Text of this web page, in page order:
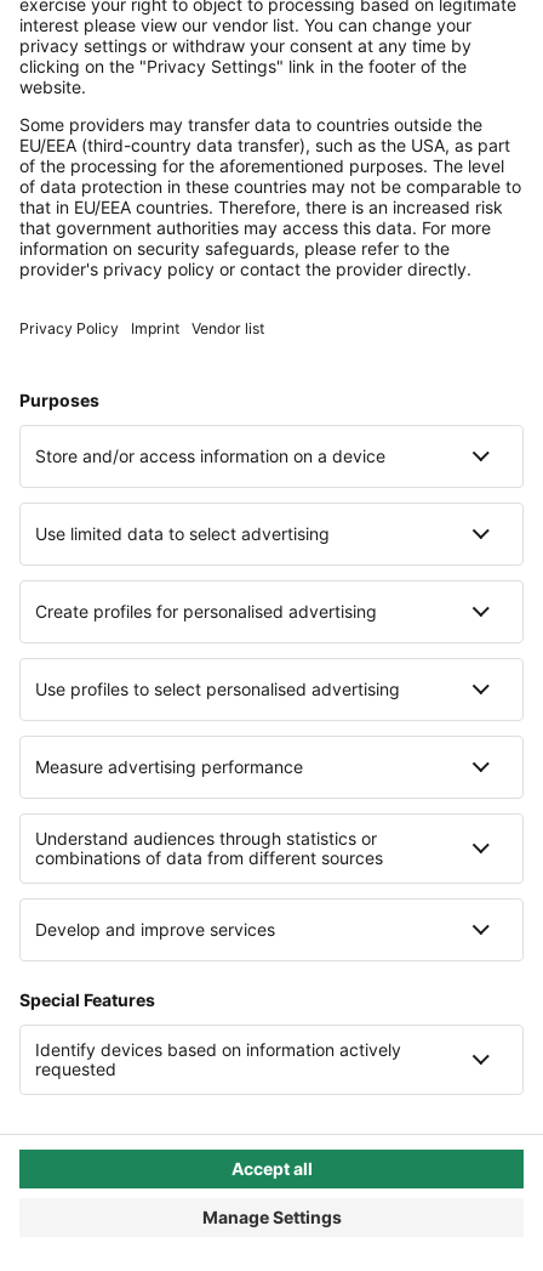
Mindestkündigungsfrist von vier Wochen . Diese
gesetzliche Vorschrift macht eine Verkürzung dieses
Zeitraums unwirksam.
Werkstudenten: Für sie gelten mit Blick auf die
Kündigungsfrist dieselben Regelungen wie für alle
anderen Angestellten auch – vier Wochen zum 15.
des Monats oder zum Monatsende. In der Probezeit
greift wiederum die verkürzte Frist von zwei
Wochen.
oder die Arbeitgeberin
dieser besondere Kündigungsschutz jedoch. Nach
der Elternzeit gilt wieder die gleiche
Kündigungsfrist, die zuvor vertraglich mit dem
Arbeitgeber oder der Arbeitgeberin vereinbart
wurde.
Kurzarbeit: Sei es eine akute Pandemie oder
Unternehmen ist Kurzarbeit ein probates Mittel, um
starke Auftragseinbußen abzufedern. Doch wie
wirkt sich Kurzarbeit auf die geltende
Kündigungsfrist aus?Die Antwort: Gar nicht. Auch in
Arbeitnehmer nach den Fristen einer ordentlichen
Kündigung entsprechend § 622 BGB richten.
 ZUSAMMENFASSUNG
Kündigungsfrist: Alles Wichtige noch
einmal im Überblick
Ein Arbeitsverhältnis endet grundsätzlich nicht
durch die schriftliche oder mündliche Mitteilung
Arbeitnehmer sind zurEinhaltung der
vereinbarten Kündigungsfrist verpflichtet
Für Angestellte greift in den meisten Fällen die